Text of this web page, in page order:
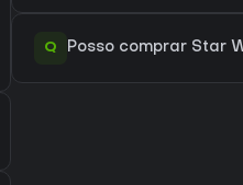
Q Posso comprar Star